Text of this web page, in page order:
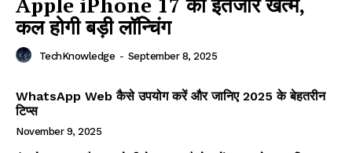
कल होगी बड़ी लॉन्चिंग
TechKnowledge - September 8, 2025
WhatsApp Web कैसे उपयोग करें और जानिए 2025 के बेहतरीन
टिप्स
November 9, 2025